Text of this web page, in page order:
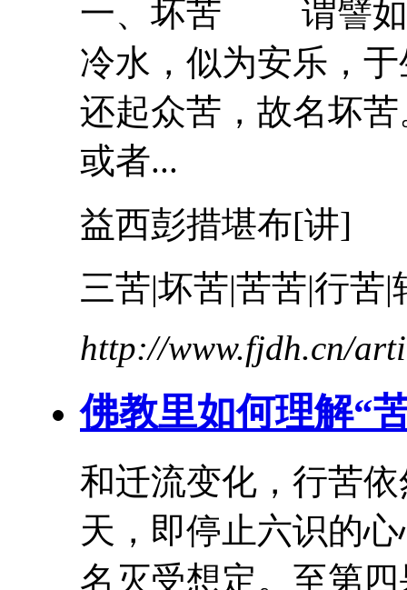
一、 坏苦 谓譬如
冷水，似为安乐，
还起众苦 ，故名坏苦
或者...
益西彭措堪布[讲]
三苦|坏苦|苦苦|行苦|
http://www.fjdh.cn/
佛教里如何理解“
和迁流变化，行苦依
天，即停止六识的
名灭受想定。至第